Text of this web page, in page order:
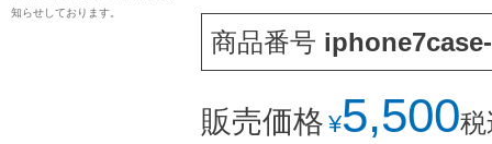
知らせしております。
商品番号 iphone7case-
販売価格 ¥5,500税